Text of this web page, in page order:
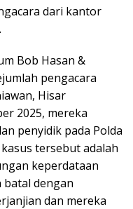
dari kantor
Bob Hasan &
pengacara
Hisar
2025, mereka
penyidik pada Polda
tersebut adalah
keperdataan
batal dengan
dan mereka